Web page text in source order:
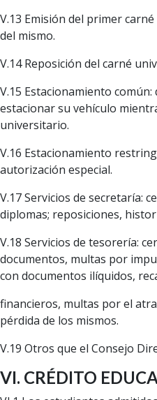
V.13 Emisión del primer
del mismo.
V.14 Reposición del carné
V.15 Estacionamiento
estacionar su vehículo
universitario.
V.16 Estacionamiento
autorización especial.
V.17 Servicios de secretaría:
diplomas; reposiciones,
V.18 Servicios de tesorería:
documentos, multas por
con documentos ilíquidos,
financieros, multas por el
pérdida de los mismos.
V.19 Otros que el Consejo
VI. CRÉDITO